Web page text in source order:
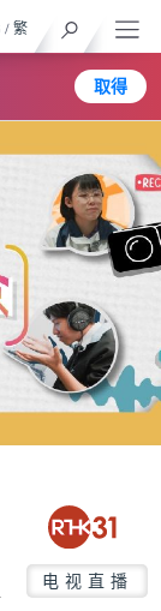
取得
/ 繁
电视直播